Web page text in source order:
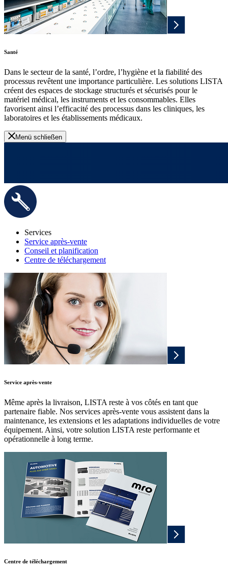
Santé
Dans le secteur de la santé, l’ordre, l’hygiène et la fiabilité des
processus revêtent une importance particulière. Les solutions LISTA
créent des espaces de stockage structurés et sécurisés pour le
matériel médical, les instruments et les consommables. Elles
favorisent ainsi l’efficacité des processus dans les cliniques, les
laboratoires et les établissements médicaux.
Menü schließen
Services
Service après-vente
Conseil et planification
Centre de téléchargement
Service après-vente
Même après la livraison, LISTA reste à vos côtés en tant que
partenaire fiable. Nos services après-vente vous assistent dans la
maintenance, les extensions et les adaptations individuelles de votre
équipement. Ainsi, votre solution LISTA reste performante et
opérationnelle à long terme.
Centre de téléchargement